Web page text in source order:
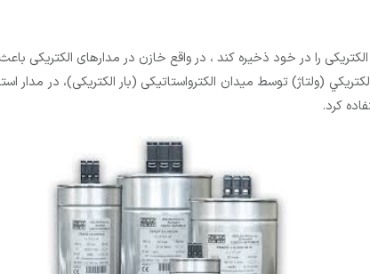
را در خود ذخیره کند ، در واقع خازن در مدارهای الکتریکی
(ولتاژ) توسط میدان الکترواستاتیکی (بار الکتریکی)، در مدار
کرد.